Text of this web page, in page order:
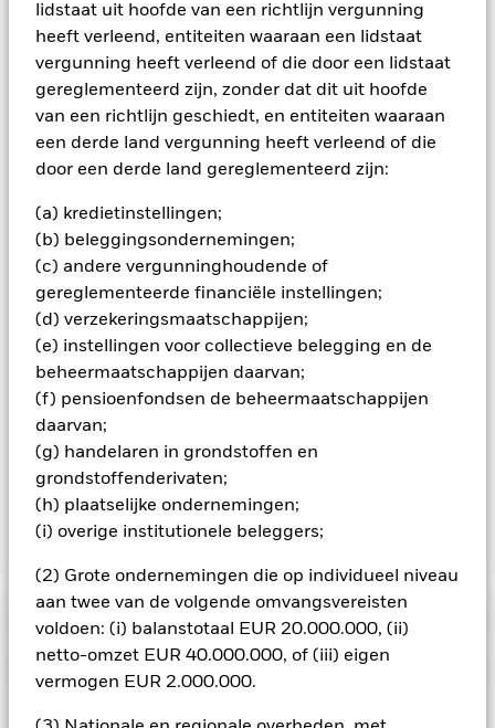
lidstaat uit hoofde van een richtlijn vergunning
heeft verleend, entiteiten waaraan een lidstaat
vergunning heeft verleend of die door een lidstaat
gereglementeerd zijn, zonder dat dit uit hoofde
van een richtlijn geschiedt, en entiteiten waaraan
een derde land vergunning heeft verleend of die
door een derde land gereglementeerd zijn:
(a) kredietinstellingen;
(b) beleggingsondernemingen;
(c) andere vergunninghoudende of
gereglementeerde financiële instellingen;
(d) verzekeringsmaatschappijen;
(e) instellingen voor collectieve belegging en de
beheermaatschappijen daarvan;
(f) pensioenfondsen de beheermaatschappijen
daarvan;
(g) handelaren in grondstoffen en
grondstoffenderivaten;
(h) plaatselijke ondernemingen;
(i) overige institutionele beleggers;
(2) Grote ondernemingen die op individueel niveau
aan twee van de volgende omvangsvereisten
voldoen: (i) balanstotaal EUR 20.000.000, (ii)
netto-omzet EUR 40.000.000, of (iii) eigen
vermogen EUR 2.000.000.
Het beleggingsrisico is geconcentreerd in specifieke
sectoren, landen, valuta's of ondernemingen. Als gevolg
hiervan is het fonds gevoeliger voor hiermee verbonden
gebeurtenissen in de economie, markt, politiek of
regelgeving. Buitenlandse beleggingen staan bloot aan
schommelingen van de wisselkoersen.
Alle aandelenklassen met valutahedging van dit fonds
gebruik van derivaten voor een aandelenklasse kan een
potentieel besmettingsrisico (ook bekend als spill-over) voor
andere aandelenklassen in het fonds betekenen. De
beheermaatschappij van het fonds waarborgt dat er
geschikte procedures worden gebruikt om het
besmettingsrisico voor andere aandelenklassen te
minimaliseren. Via het uitklapvakje direct onder de naam van
het fonds, kunt u een lijst van alle aandelenklassen in het
fonds bekijken – aandelenklassen met valutahedging worden
aangegeven door het woord 'Hedged' in de naam van de
aandelenklasse. Daarnaast is een volledige lijst van alle
aandelenklassen met valutahedging op aanvraag
verkrijgbaar bij de beheermaatschappij van het fonds.
iShares MSCI Korea UCITS ETF USD (Acc)
Risicometer
Performance